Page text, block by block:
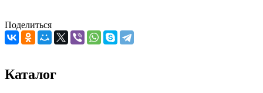
Поделиться
Каталог